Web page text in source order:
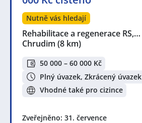
Nutně vás hledají
Rehabilitace a regenerace RS,…
Chrudim (8 km)
50 000 – 60 000 Kč
Plný úvazek, Zkrácený úvazek
Vhodné také pro cizince
Zveřejněno: 31. července